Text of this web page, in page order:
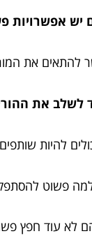
יש אפשרויות
להתאים את
לשלב את
להיות
פשוט להסתפק
לא עוד חפץ